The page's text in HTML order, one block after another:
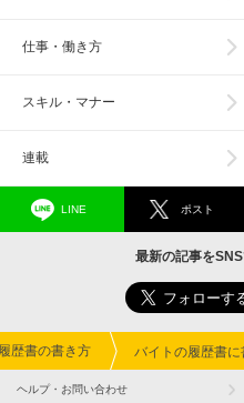
仕事・働き方
スキル・マナー
連載
LINE ポスト
最新の記事を
歴書の書き方 バイトの履歴書
ヘルプ・お問い合わせ